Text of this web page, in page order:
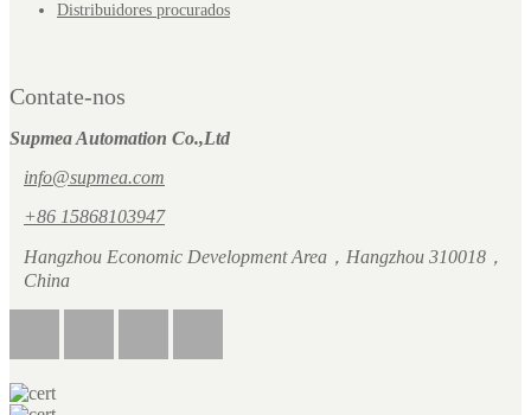
Distribuidores procurados
Contate-nos
Supmea Automation Co.,Ltd
info@supmea.com
+86 15868103947
Hangzhou Economic Development Area，Hangzhou 310018，
China